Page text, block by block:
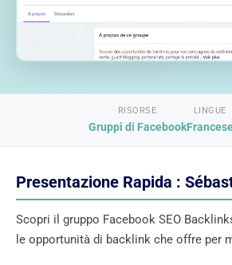
RISORSE
Gruppi di Facebook
LINGUE
Presentazione Rapida :
Scopri il gruppo Facebook SEO
le opportunità di backlink che offre per